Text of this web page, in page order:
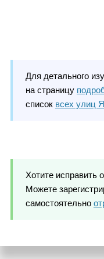
Для детального
на страницу
список всех улиц
Хотите исправить
Можете
самостоятельно